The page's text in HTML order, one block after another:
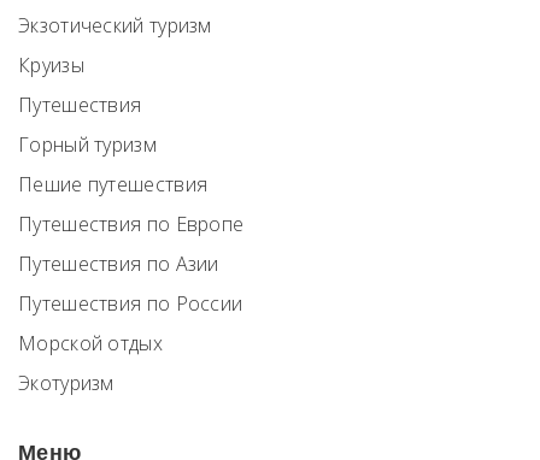
Экзотический туризм
Круизы
Путешествия
Горный туризм
Пешие путешествия
Путешествия по Европе
Путешествия по Азии
Путешествия по России
Морской отдых
Экотуризм
Меню